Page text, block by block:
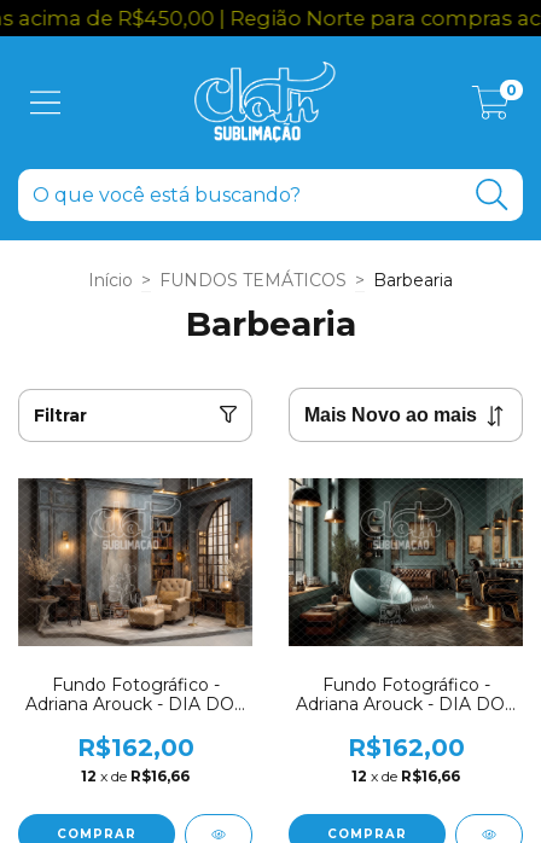
de R$450,00 | Região Norte para compras acima
0
Início > FUNDOS TEMÁTICOS > Barbearia
Barbearia
Filtrar
Fundo Fotográfico -
Adriana Arouck - DIA DOS
R$162,00
12 x de R$16,66
COMPRAR
Fundo Fotográfico -
Adriana Arouck - DIA DOS
AD2160
R$162,00
12 x de R$16,66
COMPRAR